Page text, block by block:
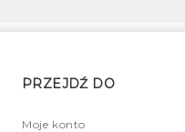
PRZEJDŹ DO
Moje konto